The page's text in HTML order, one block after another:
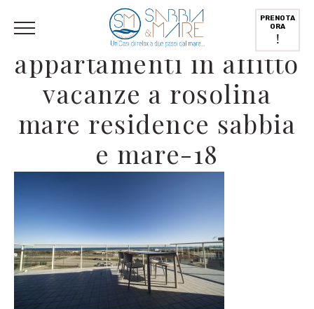
PRENOTA
ORA
!
appartamenti in affitto
vacanze a rosolina
mare residence sabbia
e mare-18
Inglese) Deutsch ( Tedesco Italiano